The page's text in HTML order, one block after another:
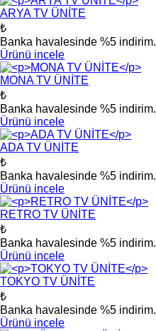
ARYA TV ÜNİTE
₺
Banka havalesinde %5 indirim.
Ürünü incele
MONA TV ÜNİTE
₺
Banka havalesinde %5 indirim.
Ürünü incele
ADA TV ÜNİTE
₺
Banka havalesinde %5 indirim.
Ürünü incele
RETRO TV ÜNİTE
₺
Banka havalesinde %5 indirim.
Ürünü incele
TOKYO TV ÜNİTE
₺
Banka havalesinde %5 indirim.
Ürünü incele